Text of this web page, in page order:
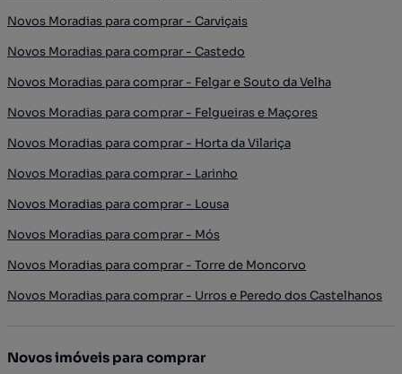
Novos Moradias para comprar - Carviçais
Novos Moradias para comprar - Castedo
Novos Moradias para comprar - Felgar e Souto da Velha
Novos Moradias para comprar - Felgueiras e Maçores
Novos Moradias para comprar - Horta da Vilariça
Novos Moradias para comprar - Larinho
Novos Moradias para comprar - Lousa
Novos Moradias para comprar - Mós
Novos Moradias para comprar - Torre de Moncorvo
Novos Moradias para comprar - Urros e Peredo dos Castelhanos
Novos imóveis para comprar